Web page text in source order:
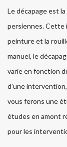
Le décapage est
persiennes. Cette
peinture et la
manuel, le
varie en fonction
d’une
vous ferons une
études en amont
pour les